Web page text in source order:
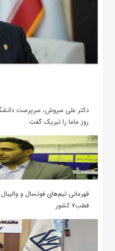
دکتر علی سروش، سرپرست
روز ماما را تبریک گفت
قهرمانی تیم‌های فوتسال و
قطب۷ کشور